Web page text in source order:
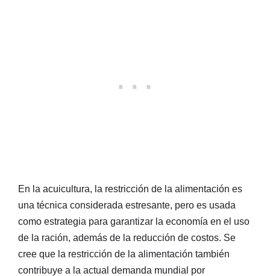
En la acuicultura, la restricción de la alimentación es
una técnica considerada estresante, pero es usada
como estrategia para garantizar la economía en el uso
de la ración, además de la reducción de costos. Se
cree que la restricción de la alimentación también
contribuye a la actual demanda mundial por